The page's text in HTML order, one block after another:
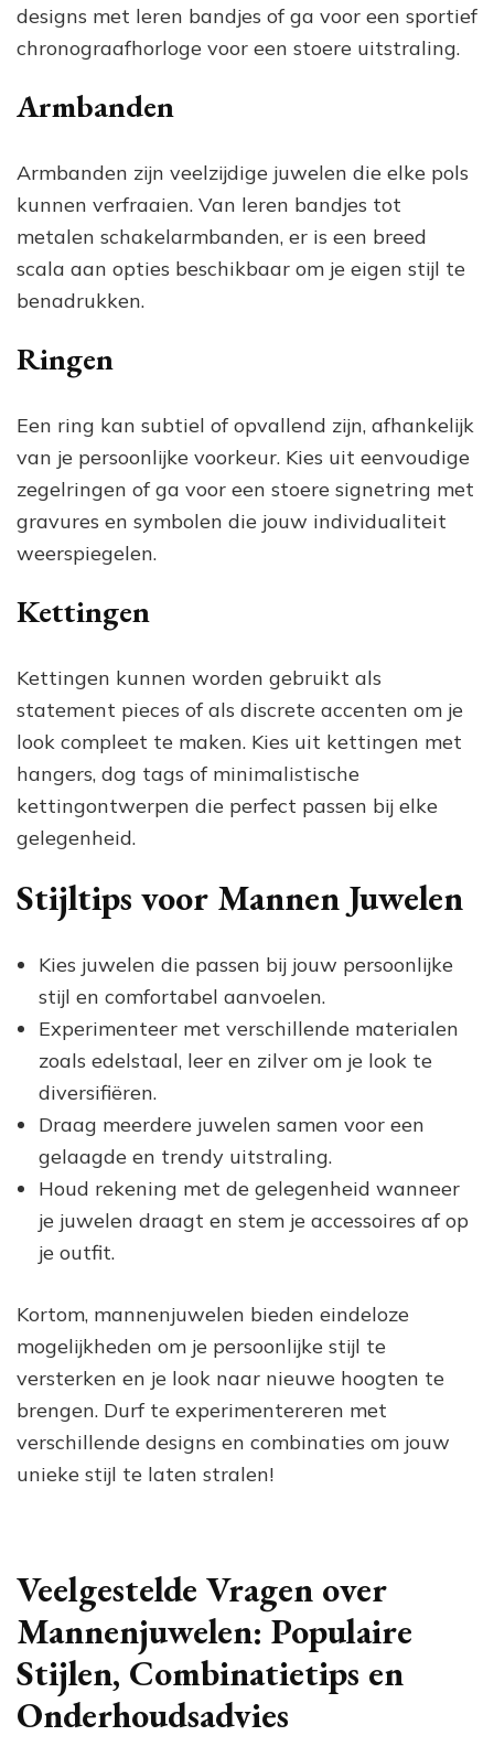
designs met leren bandjes of ga voor een sportief
chronograafhorloge voor een stoere uitstraling.
Armbanden
Armbanden zijn veelzijdige juwelen die elke pols
kunnen verfraaien. Van leren bandjes tot
metalen schakelarmbanden, er is een breed
scala aan opties beschikbaar om je eigen stijl te
benadrukken.
Ringen
Een ring kan subtiel of opvallend zijn, afhankelijk
van je persoonlijke voorkeur. Kies uit eenvoudige
zegelringen of ga voor een stoere signetring met
gravures en symbolen die jouw individualiteit
weerspiegelen.
Kettingen
Kettingen kunnen worden gebruikt als
statement pieces of als discrete accenten om je
look compleet te maken. Kies uit kettingen met
hangers, dog tags of minimalistische
kettingontwerpen die perfect passen bij elke
gelegenheid.
Stijltips voor Mannen Juwelen
Kies juwelen die passen bij jouw persoonlijke
stijl en comfortabel aanvoelen.
Experimenteer met verschillende materialen
zoals edelstaal, leer en zilver om je look te
diversifiëren.
Draag meerdere juwelen samen voor een
gelaagde en trendy uitstraling.
Houd rekening met de gelegenheid wanneer
je juwelen draagt en stem je accessoires af op
je outfit.
Kortom, mannenjuwelen bieden eindeloze
mogelijkheden om je persoonlijke stijl te
versterken en je look naar nieuwe hoogten te
brengen. Durf te experimentereren met
verschillende designs en combinaties om jouw
unieke stijl te laten stralen!
Veelgestelde Vragen over
Mannenjuwelen: Populaire
Stijlen, Combinatietips en
Onderhoudsadvies